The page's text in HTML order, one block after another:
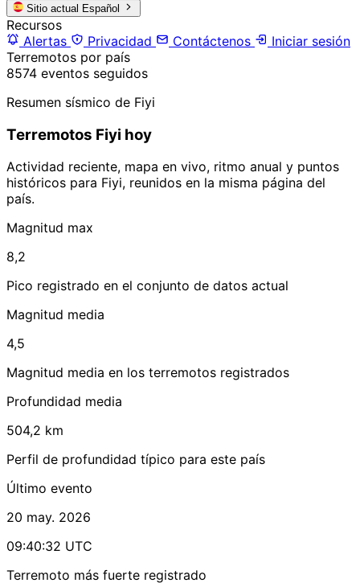
Sitio actual Español
Recursos
Alertas
Privacidad Contáctenos
Iniciar sesión
Terremotos por país
8574 eventos seguidos
Resumen sísmico de Fiyi
Terremotos Fiyi hoy
Actividad reciente, mapa en vivo, ritmo anual y puntos
históricos para Fiyi, reunidos en la misma página del
país.
Magnitud max
8,2
Pico registrado en el conjunto de datos actual
Magnitud media
4,5
Magnitud media en los terremotos registrados
Profundidad media
504,2 km
Perfil de profundidad típico para este país
Último evento
20 may. 2026
09:40:32 UTC
Terremoto más fuerte registrado